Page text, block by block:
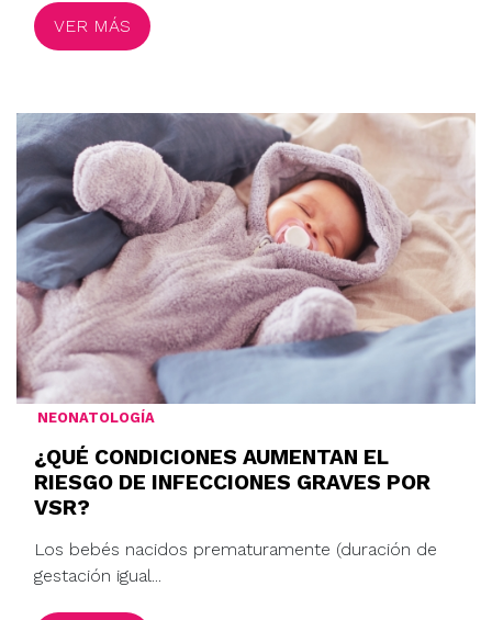
VER MÁS
NEONATOLOGÍA
¿QUÉ CONDICIONES AUMENTAN EL
RIESGO DE INFECCIONES GRAVES POR
VSR?
Los bebés nacidos prematuramente (duración de
gestación igual...